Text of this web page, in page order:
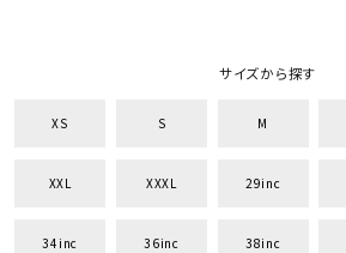
サイズから探す
XS S M
XXL XXXL 29inc
34inc 36inc 38inc